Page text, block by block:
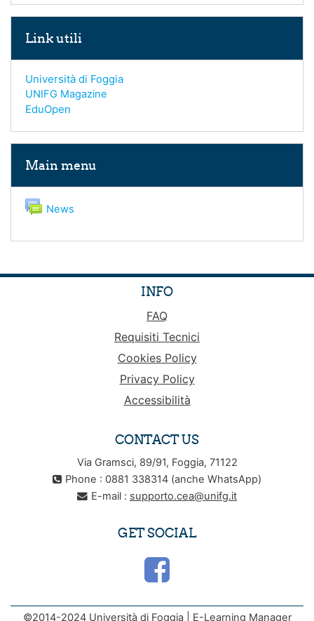
Link utili
Università di Foggia
UNIFG Magazine
EduOpen
Main menu
News
INFO
FAQ
Requisiti Tecnici
Cookies Policy
Privacy Policy
Accessibilità
CONTACT US
Via Gramsci, 89/91, Foggia, 71122
Phone : 0881 338314 (anche WhatsApp)
E-mail : supporto.cea@unifg.it
GET SOCIAL
©2014-2024 Università di Foggia | E-Learning Manager